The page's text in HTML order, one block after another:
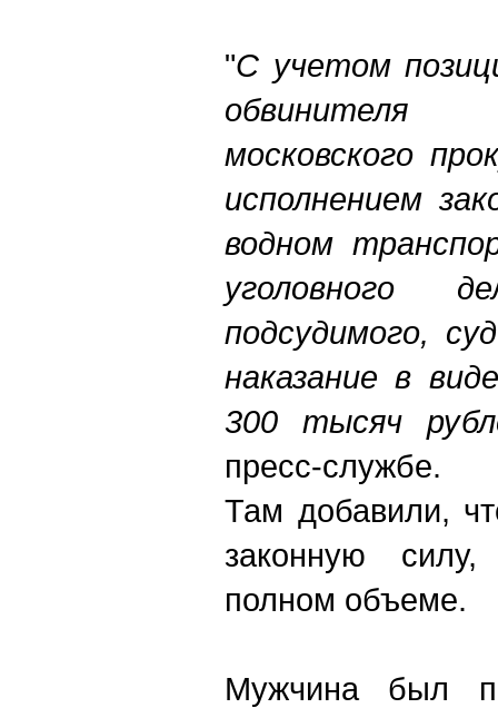
"С учетом
московского
исполнением
водном
уголовного
подсудимого,
наказание в
300 тысяч
пресс-службе.
Там добавили,
законную
полном объеме.
Мужчина был